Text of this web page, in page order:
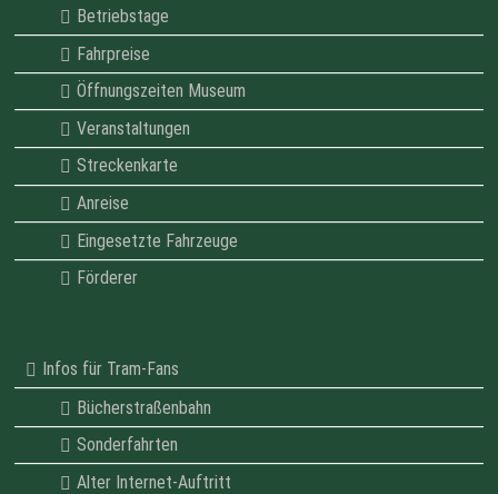
Betriebstage
Fahrpreise
Öffnungszeiten Museum
Veranstaltungen
Streckenkarte
Anreise
Eingesetzte Fahrzeuge
Förderer
Infos für Tram-Fans
Bücherstraßenbahn
Sonderfahrten
Alter Internet-Auftritt